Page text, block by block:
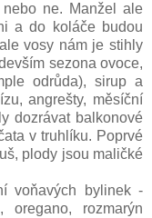
ne. Manžel ale
a do koláče budou
vosy nám je stihly
sezona ovoce,
odrůda), sirup a
angrešty, měsíční
dozrávat balkonové
v truhlíku. Poprvé
plody jsou maličké
voňavých bylinek -
oregano, rozmarýn